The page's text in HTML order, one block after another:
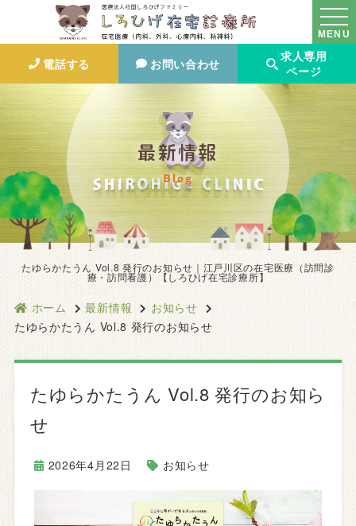
MENU
電話する お問い合わせ
求人専用
ページ
最新情報
Blog
たゆらかたうん Vol.8 発行のお知らせ｜江戸川区の在宅医療（訪問診
療・訪問看護）【しろひげ在宅診療所】
ホーム 最新情報
お知らせ
たゆらかたうん Vol.8 発行のお知らせ
たゆらかたうん Vol.8 発行のお知ら
せ
2026年4月22日 お知らせ